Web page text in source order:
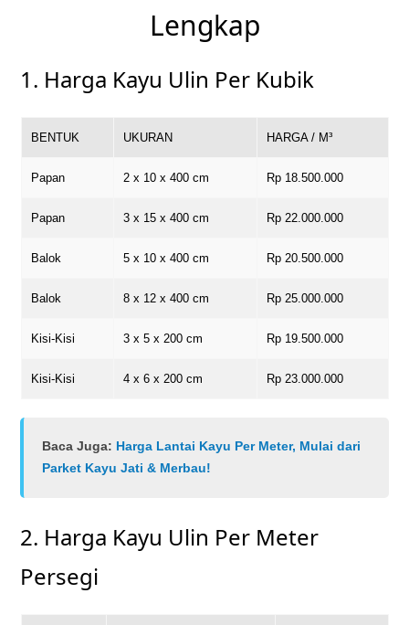
Lengkap
1. Harga Kayu Ulin Per Kubik
BENTUK UKURAN HARGA / M³
Papan 2 x 10 x 400 cm Rp 18.500.000
Papan 3 x 15 x 400 cm Rp 22.000.000
Balok 5 x 10 x 400 cm Rp 20.500.000
Balok 8 x 12 x 400 cm Rp 25.000.000
Kisi-Kisi 3 x 5 x 200 cm Rp 19.500.000
Kisi-Kisi 4 x 6 x 200 cm Rp 23.000.000
Baca Juga: Harga Lantai Kayu Per Meter, Mulai dari
Parket Kayu Jati & Merbau!
2. Harga Kayu Ulin Per Meter
Persegi